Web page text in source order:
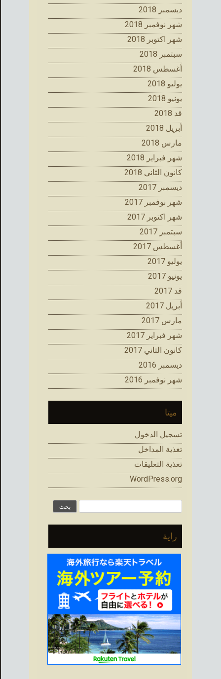
ديسمبر 2018
شهر نوفمبر 2018
شهر اكتوبر 2018
سبتمبر 2018
أغسطس 2018
يوليو 2018
يونيو 2018
قد 2018
أبريل 2018
مارس 2018
شهر فبراير 2018
كانون الثاني 2018
ديسمبر 2017
شهر نوفمبر 2017
شهر اكتوبر 2017
سبتمبر 2017
أغسطس 2017
يوليو 2017
يونيو 2017
قد 2017
أبريل 2017
مارس 2017
شهر فبراير 2017
كانون الثاني 2017
ديسمبر 2016
شهر نوفمبر 2016
ميتا
تسجيل الدخول
تغذية المداخل
تغذية التعليقات
WordPress.org
راية